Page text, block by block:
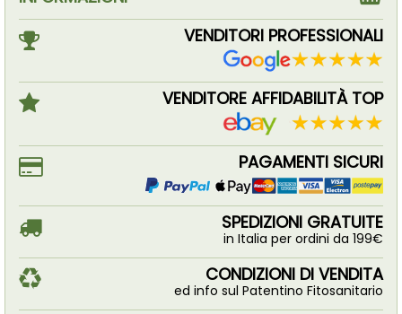
VENDITORI PROFESSIONALI
VENDITORE AFFIDABILITÀ TOP
PAGAMENTI SICURI
SPEDIZIONI GRATUITE
in Italia per ordini da 199€
CONDIZIONI DI VENDITA
ed info sul Patentino Fitosanitario